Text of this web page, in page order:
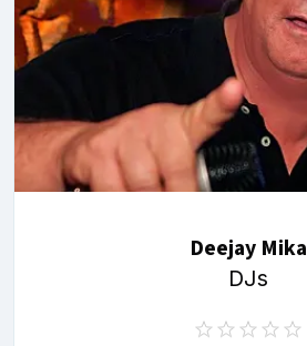
Deejay Mika
DJs